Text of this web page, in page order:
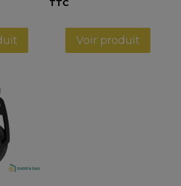
TTC
Voir produit